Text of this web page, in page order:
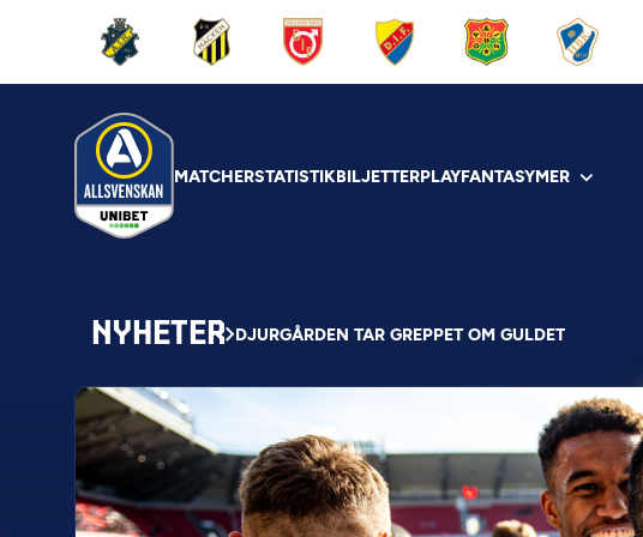
MATCHERSTATISTIKBILJETTERPLAYFANTASYMER
NYHETER DJURGÅRDEN TAR GREPPET OM GULDET